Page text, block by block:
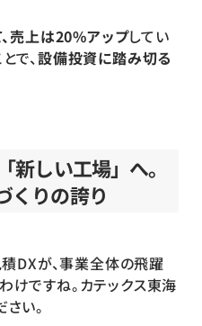
売上は20%アップしてい
で、設備投資に踏み切る
新しい工場」へ。
くりの誇り
DXが、事業全体の飛躍
ですね。カテックス東海
い。